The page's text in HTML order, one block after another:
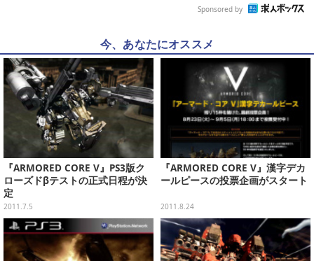
Sponsored by
今、あなたにオススメ
『ARMORED CORE V』PS3版ク
ローズドβテストの正式日程が決
定
2011.7.5
『ARMORED CORE V』漢字デカ
ールピースの投票企画がスタート
2011.8.24